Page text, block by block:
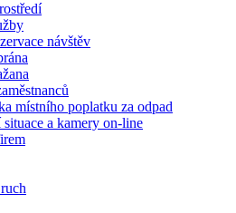
návštěv
místního poplatku za odpad
a kamery on-line